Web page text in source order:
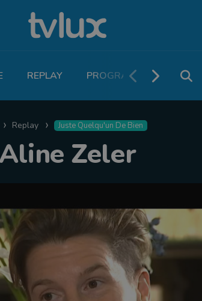
REPLAY PROGRAMME TV
Replay Juste Quelqu'un De Bien
Aline Zeler